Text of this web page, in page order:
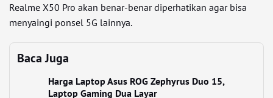
Realme X50 Pro akan benar-benar diperhatikan agar bisa
menyaingi ponsel 5G lainnya.
Baca Juga
Harga Laptop Asus ROG Zephyrus Duo 15,
Laptop Gaming Dua Layar